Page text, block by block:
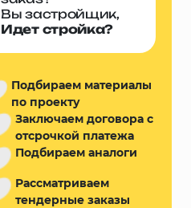
Вы застройщик,
Идет стройка?
Подбираем материалы
по проекту
Заключаем договора с
отсрочкой платежа
Подбираем аналоги
Рассматриваем
тендерные заказы